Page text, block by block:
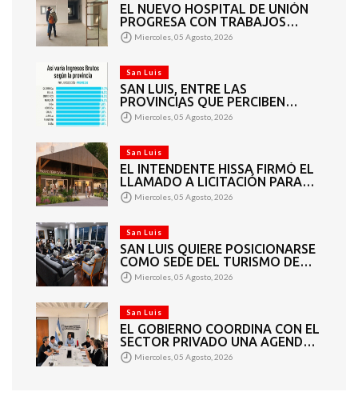
EL NUEVO HOSPITAL DE UNIÓN
PROGRESA CON TRABAJOS
INTERIORES Y EXTERIORES
Miercoles, 05 Agosto, 2026
San Luis
SAN LUIS, ENTRE LAS
PROVINCIAS QUE PERCIBEN
TASAS MÁS BAJAS DE INGRESOS
BRUTOS
Miercoles, 05 Agosto, 2026
San Luis
EL INTENDENTE HISSA FIRMÓ EL
LLAMADO A LICITACIÓN PARA
CONSTRUIR EL PASEO
FERROVIARIO PARA
VENDEDORES
Miercoles, 05 Agosto, 2026
San Luis
SAN LUIS QUIERE POSICIONARSE
COMO SEDE DEL TURISMO DE
REUNIONES
Miercoles, 05 Agosto, 2026
San Luis
EL GOBIERNO COORDINA CON EL
SECTOR PRIVADO UNA AGENDA
DE GRANDES EVENTOS
Miercoles, 05 Agosto, 2026